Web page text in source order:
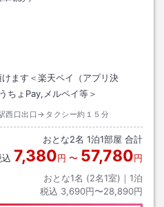
ます＜楽天ペイ（アプリ決
ちょPay,メルペイ等＞
西口出口→タクシー約１５分
おとな2名 1泊1部屋 合計
7,380円 〜 57,780円
おとな1名 (2名1室)｜ 1泊
税込 3,690円〜28,890円